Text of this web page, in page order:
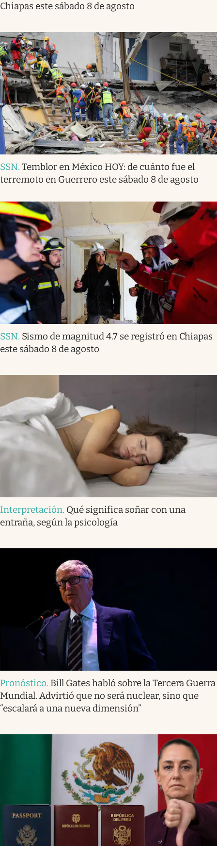
Chiapas este sábado 8 de agosto
SSN. Temblor en México HOY: de cuánto fue el
terremoto en Guerrero este sábado 8 de agosto
SSN. Sismo de magnitud 4.7 se registró en Chiapas
este sábado 8 de agosto
Interpretación. Qué significa soñar con una
entraña, según la psicología
Pronóstico. Bill Gates habló sobre la Tercera Guerra
Mundial. Advirtió que no será nuclear, sino que
“escalará a una nueva dimensión”